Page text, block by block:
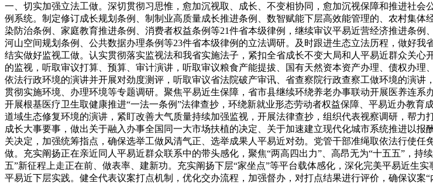
一、切实加强立法工做。深切贯彻习思惟，愈加沉视取、成长、不变相协同，愈加沉视保障和推进社
例系统。制定修订成长规划条例、制制业高质量成长推进条例、数智赋能下层高效能管理的、农村集
染防治条例、家庭教育推进条例、消费者权益条例等21件省本级律例，继续审议平易近营经济推进条
河山空间规划条例、公共数据办理条例等23件省本级律例的立法调研。及时跟进生态立法历程，做好
结实做好监视工做。认实贯彻落实监视法和我省实施法子，紧扣全省成长不变大局和人平易近群众关
的监视，听取审议打算、预算、审计演讲，听取审议粮食产能提拔、国有天然资本资产办理、债权办
依法行政环境的演讲并开展对劲度测评，听取审议省法院破产审讯、省查察院行政查察工做环境的演
贯彻实施环境、办理环境等专题调研。聚焦平易近生保障，省市县继续环绕养老办事联动开展医养连
开展根基医疗卫生取健康推进“一法一条例”法律查抄，环绕新就业形态劳动者权益保障、平易近办教
道域生态修复环境的演讲，紧盯改善大气质量持续加强监视，开展法律查抄，组织代表视察调研，帮
成长大事要事，做出关于融入办事全国同一大市场扶植的决定、关于加速建立现代化城市系统推进以
关决定，加强统筹指点，确保选举工做风清气正、选举成果人平易近对劲。党管干部准绳取依法行使
做。充实阐扬正在亲近同人平易近群众联系中的带头感化，聚焦“两高四出力”、高昂无为“十五五”，
五”新征程上走正在前、做表率、建新功。充实阐扬下层“家坐点”等平台载体感化，深化完美平易近生
平易近下层实践。健全代表议案打点机制，优化交办流程，加强督办，对打点结果进行评价，确保议